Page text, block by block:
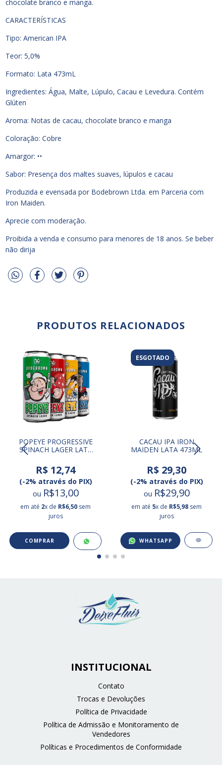
chocolate branco e manga.
CARACTERÍSTICAS
Tipo: American IPA
Teor: 5,0%
Formato: Lata 473mL
Ingredientes: Água, Malte, Lúpulo, Cacau e Levedura. Contém
Glúten
Aroma: Notas de cacau, chocolate branco e manga
Coloração: Cobre
Amargor: ••
Sabor: Presença dos maltes suaves, lúpulos e cacau
Produzida e evensada por Bodebrown Ltda. em Parceria com
Iron Maiden.
Aprecie com moderação.
Proibida a venda e consumo para menores de 18 anos. Se beber
não dirija
PRODUTOS RELACIONADOS
POPEYE PROGRESSIVE
SPINACH LAGER LATA
R$ 12,74
(-2% através do PIX)
ou R$13,00
em até 2x de R$6,50 sem
juros
ESGOTADO
CACAU IPA IRON
MAIDEN LATA 473ML
R$ 29,30
(-2% através do PIX)
ou R$29,90
em até 5x de R$5,98 sem
juros
WHATSAPP
INSTITUCIONAL
Contato
Trocas e Devoluções
Política de Privacidade
Política de Admissão e Monitoramento de
Vendedores
Políticas e Procedimentos de Conformidade